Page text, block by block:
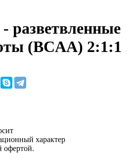
разветвленные
(BCAA) 2:1:1
характер
офертой.